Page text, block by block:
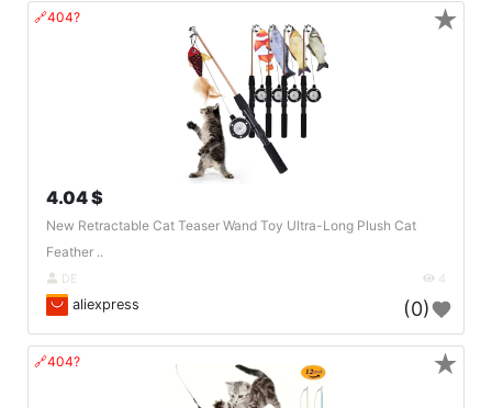
🔗404?
4.04 $
New Retractable Cat Teaser Wand Toy Ultra-Long Plush Cat
Feather ..
DE 4
aliexpress (0)
★
🔗404? ★